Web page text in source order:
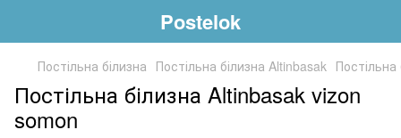
Postelok
Постільна білизна Постільна білизна Altinbasak
Постільна білизна Altinbasak vizon
somon